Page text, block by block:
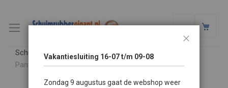
Schuimrubbergigant.nl
Pantera® Nautic™ SG 52 130 soft 180x200 cm plaat
Vakantiesluiting 16-07 t/m 09-08
Zondag 9 augustus gaat de webshop weer